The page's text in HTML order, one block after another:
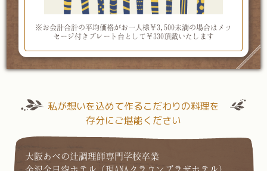
※お会計合計の平均価格がお一人様￥3,500未満の場合は メッ
セージ付きプレート台として￥330頂戴いたします
私が想いを込めて作るこだわりの料理を
存分にご堪能ください
大阪あべの辻調理師専門学校卒業